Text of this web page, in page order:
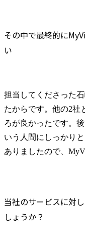
その中で最終的に
い
担当してくださった
たからです。他の2社
ろが良かったです。
いう人間にしっかり
ありましたので、
当社のサービスに対
しょうか？